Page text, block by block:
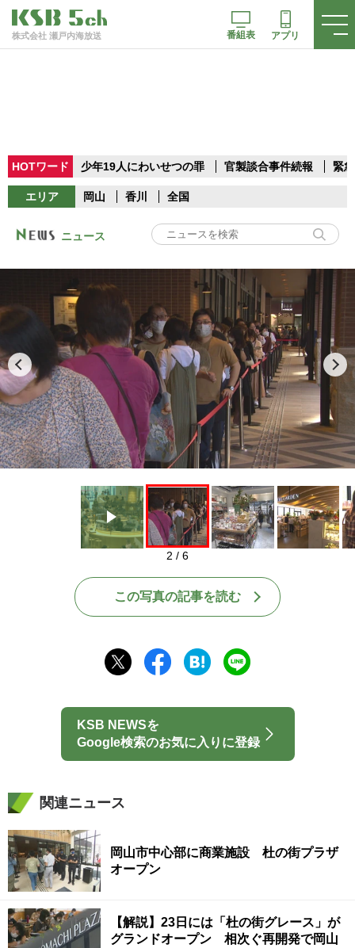
株式会社 瀬戸内海放送 番組表 アプリ
HOTワード 少年19人にわいせつの罪 官製談合事件続報 緊
エリア 岡山 香川 全国
ニュース
Play
2 / 6
この写真の記事を読む
KSB NEWSを
Google検索のお気に入りに登録
関連ニュース
岡山市中心部に商業施設 杜の街プラザ
オープン
【解説】23日には「杜の街グレース」が
グランドオープン 相次ぐ再開発で岡山